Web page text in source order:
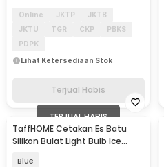
Online JKTP
JKTB
JKTU
TGR CKP
PBKS
PDPK
Lihat Ketersediaan Stok
Terjual Habis
TERJUAL HABIS
TaffHOME Cetakan Es Batu
Silikon Bulat Light Bulb Ice
Blue